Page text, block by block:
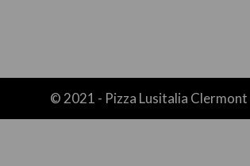
© 2021 - Pizza Lusitalia Clermont